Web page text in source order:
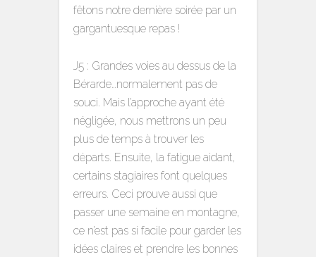
fêtons notre dernière soirée par un
gargantuesque repas !
J5 : Grandes voies au dessus de la
Bérarde…normalement pas de
souci. Mais l’approche ayant été
négligée, nous mettrons un peu
plus de temps à trouver les
départs. Ensuite, la fatigue aidant,
certains stagiaires font quelques
erreurs. Ceci prouve aussi que
passer une semaine en montagne,
ce n’est pas si facile pour garder les
idées claires et prendre les bonnes